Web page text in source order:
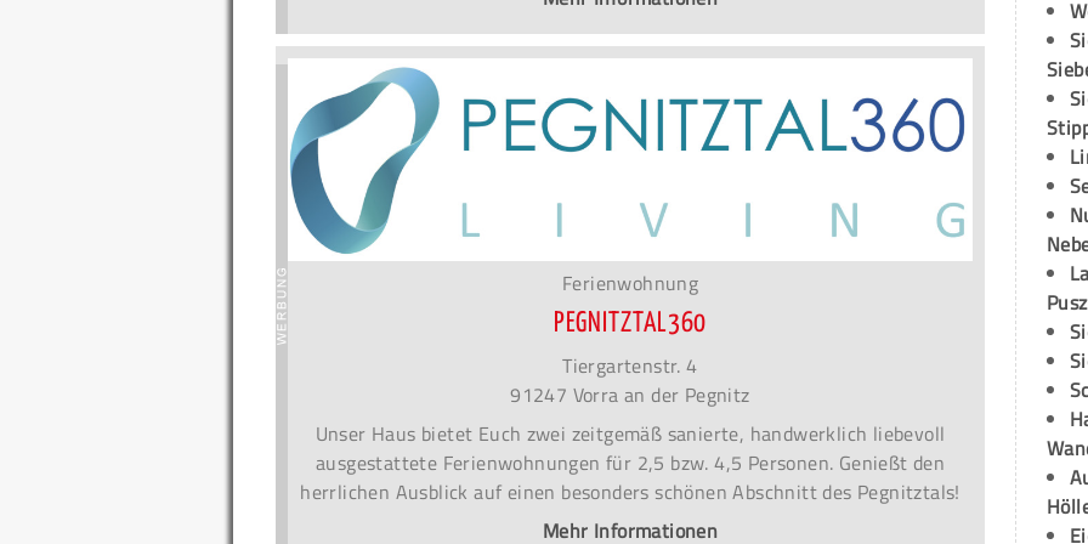
Ferienwohnung
PEGNITZTAL360
Tiergartenstr. 4
91247 Vorra an der Pegnitz
Unser Haus bietet Euch zwei zeitgemäß sanierte, handwerklich liebevoll
ausgestattete Ferienwohnungen für 2,5 bzw. 4,5 Personen. Genießt den
herrlichen Ausblick auf einen besonders schönen Abschnitt des Pegnitztals!
Mehr Informationen